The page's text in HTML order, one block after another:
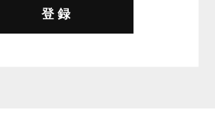
登録